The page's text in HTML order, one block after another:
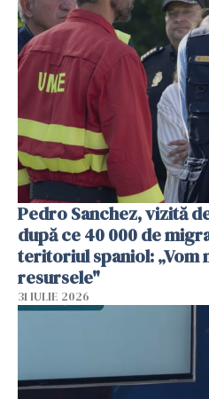
Pedro Sanchez, vizită
după ce 40 000 de
teritoriul spaniol: „Vom
resursele"
31 IULIE 2026